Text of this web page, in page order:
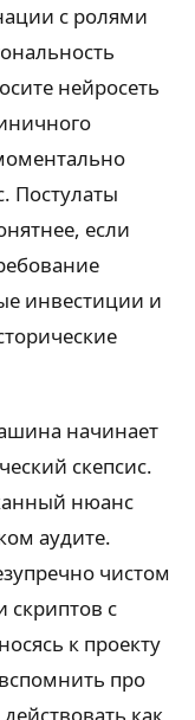
с ролями
нейросеть
Постулаты
если
инвестиции и
начинает
скепсис.
нюанс
аудите.
чистом
скриптов с
к проекту
про